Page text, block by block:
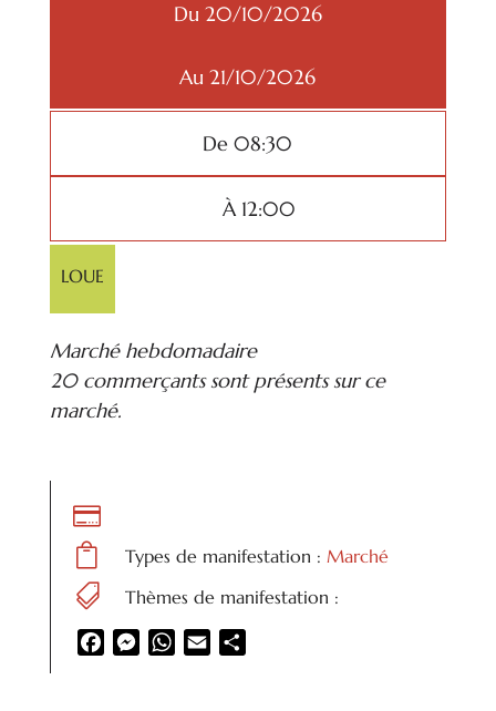
Du 20/10/2026
Au 21/10/2026
De 08:30
À 12:00
LOUE
Marché hebdomadaire
20 commerçants sont présents sur ce
marché.


Types de manifestation : Marché
 Thèmes de manifestation :
FacebookMessenger
WhatsApp
Email